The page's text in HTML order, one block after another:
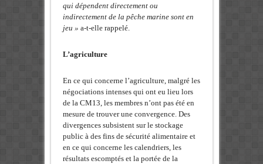
qui dépendent directement ou
indirectement de la pêche marine sont en
jeu » a-t-elle rappelé.
L’agriculture
En ce qui concerne l’agriculture, malgré les
négociations intenses qui ont eu lieu lors
de la CM13, les membres n’ont pas été en
mesure de trouver une convergence. Des
divergences subsistent sur le stockage
public à des fins de sécurité alimentaire et
en ce qui concerne les calendriers, les
résultats escomptés et la portée de la